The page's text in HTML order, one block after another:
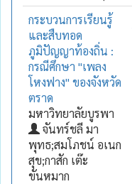
กระบวนการเรียนรู้
และสืบทอด
ภูมิปัญญาท้องถิ่น :
กรณีศึกษา "เพลง
โหงฟาง" ของจังหวัด
ตราด
มหาวิทยาลัยบูรพา
จันทร์ชลี มา
พุทธ;สมโภชน์ อเนก
สุข;กาสัก เต๊ะ
ขันหมาก